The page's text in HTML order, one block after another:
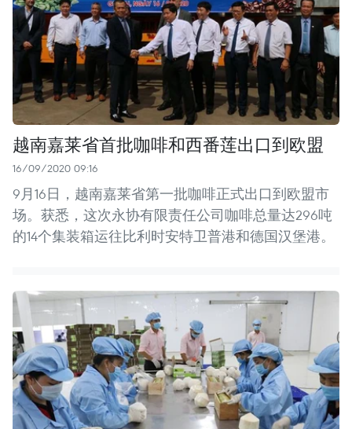
越南嘉莱省首批咖啡和西番莲出口到欧盟
16/09/2020 09:16
9月16日，越南嘉莱省第一批咖啡正式出口到欧盟市
场。获悉，这次永协有限责任公司咖啡总量达296吨
的14个集装箱运往比利时安特卫普港和德国汉堡港。